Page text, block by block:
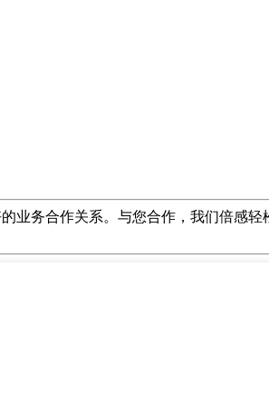
业务合作关系。与您合作，我们倍感轻